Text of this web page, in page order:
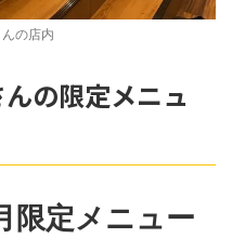
の店内
の限定メニュ
限定メニュー